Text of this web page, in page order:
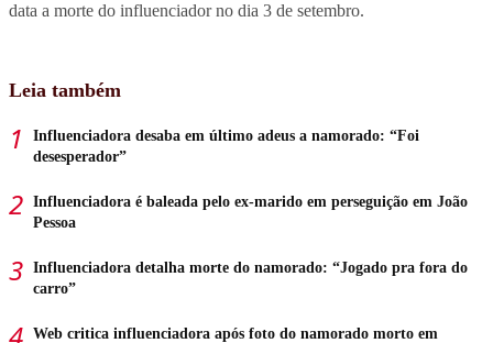
data a morte do influenciador no dia 3 de setembro.
Leia também
Influenciadora desaba em último adeus a namorado: “Foi
desesperador”
Influenciadora é baleada pelo ex-marido em perseguição em João
Pessoa
Influenciadora detalha morte do namorado: “Jogado pra fora do
carro”
Web critica influenciadora após foto do namorado morto em